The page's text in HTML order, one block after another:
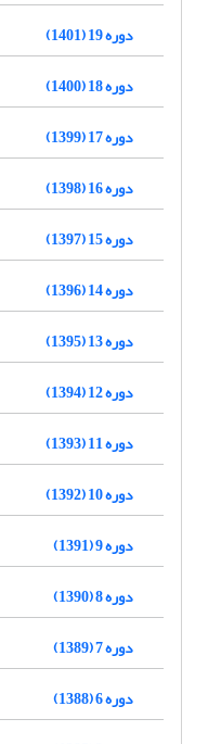
دوره 19 (1401)
دوره 18 (1400)
دوره 17 (1399)
دوره 16 (1398)
دوره 15 (1397)
دوره 14 (1396)
دوره 13 (1395)
دوره 12 (1394)
دوره 11 (1393)
دوره 10 (1392)
دوره 9 (1391)
دوره 8 (1390)
دوره 7 (1389)
دوره 6 (1388)